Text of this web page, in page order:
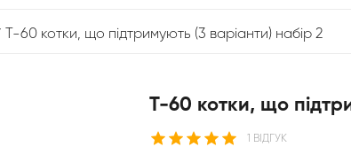
Т-60 котки, що підтримують (3 варіанти) набір 2
Т-60 котки, що
1 ВІДГУК